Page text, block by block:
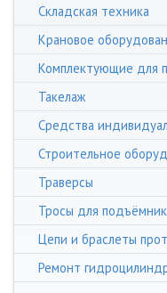
Складская техника
Крановое
Комплектующие для
Такелаж
Средства
Строительное
Траверсы
Тросы для
Цепи и браслеты
Ремонт